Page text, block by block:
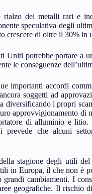
dei metalli rari e
speculativa degli
crescere di oltre il 30%
Uniti potrebbe portare a
le conseguenze
importanti accordi
soggetti ad
diversificando i propri
approvvigionamento di
di alluminio e
che alcuni
stagione degli utili
in Europa, il che non è
grandi cambiamenti. I
geografiche. Il